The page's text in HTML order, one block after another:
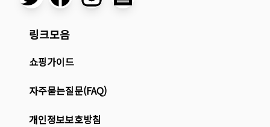
링크모음
쇼핑가이드
자주묻는질문(FAQ)
개인정보보호방침